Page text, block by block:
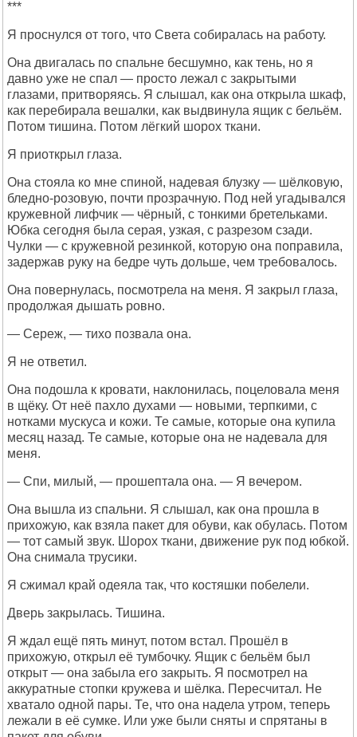
***
Я проснулся от того, что Света собиралась на работу.
Она двигалась по спальне бесшумно, как тень, но я
давно уже не спал — просто лежал с закрытыми
глазами, притворяясь. Я слышал, как она открыла шкаф,
как перебирала вешалки, как выдвинула ящик с бельём.
Потом тишина. Потом лёгкий шорох ткани.
Я приоткрыл глаза.
Она стояла ко мне спиной, надевая блузку — шёлковую,
бледно-розовую, почти прозрачную. Под ней угадывался
кружевной лифчик — чёрный, с тонкими бретельками.
Юбка сегодня была серая, узкая, с разрезом сзади.
Чулки — с кружевной резинкой, которую она поправила,
задержав руку на бедре чуть дольше, чем требовалось.
Она повернулась, посмотрела на меня. Я закрыл глаза,
продолжая дышать ровно.
— Сереж, — тихо позвала она.
Я не ответил.
Она подошла к кровати, наклонилась, поцеловала меня
в щёку. От неё пахло духами — новыми, терпкими, с
нотками мускуса и кожи. Те самые, которые она купила
месяц назад. Те самые, которые она не надевала для
меня.
— Спи, милый, — прошептала она. — Я вечером.
Она вышла из спальни. Я слышал, как она прошла в
прихожую, как взяла пакет для обуви, как обулась. Потом
— тот самый звук. Шорох ткани, движение рук под юбкой.
Она снимала трусики.
Я сжимал край одеяла так, что костяшки побелели.
Дверь закрылась. Тишина.
Я ждал ещё пять минут, потом встал. Прошёл в
прихожую, открыл её тумбочку. Ящик с бельём был
открыт — она забыла его закрыть. Я посмотрел на
аккуратные стопки кружева и шёлка. Пересчитал. Не
хватало одной пары. Те, что она надела утром, теперь
лежали в её сумке. Или уже были сняты и спрятаны в